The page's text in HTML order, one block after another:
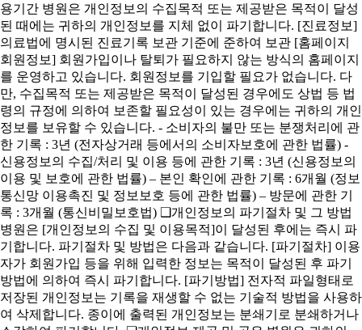
용기간 병원은 개인정보의 수집목적 또는 제공받은 목적이 달성
된 때에는 귀하의 개인정보를 지체 없이 파기합니다. [진료정보]
의료법에 명시된 진료기록 보관 기준에 준하여 보관 [홈페이지
회원정보] 회원가입이나 탈퇴가 필요하지 않는 방식의 홈페이지
를 운영하고 있습니다. 회원정보를 기입할 필요가 없습니다. 다
만, 수집목적 또는 제공받은 목적이 달성된 경우에도 상법 등 법
령의 규정에 의하여 보존할 필요성이 있는 경우에는 귀하의 개인
정보를 보유할 수 있습니다. - 소비자의 불만 또는 분쟁처리에 관
한 기록 : 3년 (전자상거래 등에서의 소비자보호에 관한 법률) -
신용정보의 수집/처리 및 이용 등에 관한 기록 : 3년 (신용정보의
이용 및 보호에 관한 법률) – 본인 확인에 관한 기록 : 6개월 (정보
통신망 이용촉진 및 정보보호 등에 관한 법률) – 방문에 관한 기
록 : 3개월 (통신비밀보호법) ❑개인정보의 파기절차 및 그 방법
병원은 [개인정보의 수집 및 이용목적]이 달성된 후에는 즉시 파
기합니다. 파기절차 및 방법은 다음과 같습니다. [파기절차] 이용
자가 회원가입 등을 위해 입력한 정보는 목적이 달성된 후 파기
방법에 의하여 즉시 파기합니다. [파기방법] 전자적 파일형태로
저장된 개인정보는 기록을 재생할 수 없는 기술적 방법을 사용하
여 삭제합니다. 종이에 출력된 개인정보는 분쇄기로 분쇄하거나